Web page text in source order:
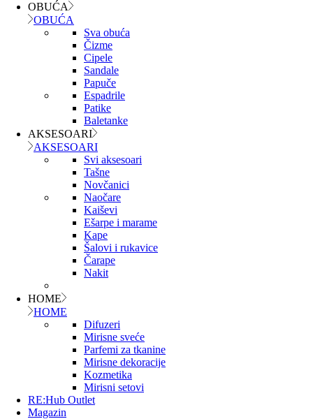
OBUĆA
OBUĆA
Sva obuća
Čizme
Cipele
Sandale
Papuče
Espadrile
Patike
Baletanke
AKSESOARI
AKSESOARI
Svi aksesoari
Tašne
Novčanici
Naočare
Kaiševi
Ešarpe i marame
Kape
Šalovi i rukavice
Čarape
Nakit
HOME
HOME
Difuzeri
Mirisne sveće
Parfemi za tkanine
Mirisne dekoracije
Kozmetika
Mirisni setovi
RE:Hub Outlet
Magazin